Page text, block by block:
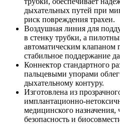
дыхательных путей при
риск повреждения трахеи.
Воздушная линия для
в стенку трубки, а
автоматическим клапаном
стабильное поддержание
Коннектор стандартного
пальцевыми упорами
дыхательному контуру.
Изготовлена из
имплантационно-
медицинского назначения,
безопасность и